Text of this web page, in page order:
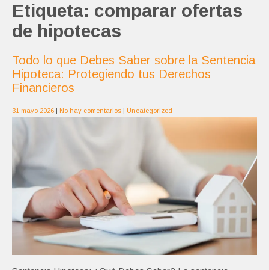
Etiqueta: comparar ofertas
de hipotecas
Todo lo que Debes Saber sobre la Sentencia
Hipoteca: Protegiendo tus Derechos
Financieros
31 mayo 2026 | No hay comentarios | Uncategorized